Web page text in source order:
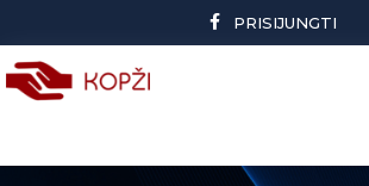
PRISIJUNGTI